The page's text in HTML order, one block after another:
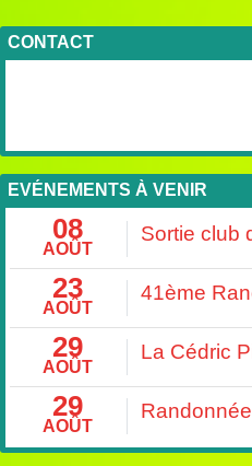
CONTACT
EVÉNEMENTS À VENIR
08
AOÛT
Sortie club
23
AOÛT
41ème
29
AOÛT
La Cédric
29
AOÛT